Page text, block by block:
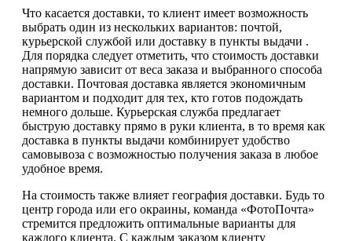
Что касается доставки, то клиент имеет возможность
выбрать один из нескольких вариантов: почтой,
курьерской службой или доставку в пункты выдачи .
Для порядка следует отметить, что стоимость доставки
напрямую зависит от веса заказа и выбранного способа
доставки. Почтовая доставка является экономичным
вариантом и подходит для тех, кто готов подождать
немного дольше. Курьерская служба предлагает
быструю доставку прямо в руки клиента, в то время как
доставка в пункты выдачи комбинирует удобство
самовывоза с возможностью получения заказа в любое
удобное время.
На стоимость также влияет география доставки. Будь то
центр города или его окраины, команда «ФотоПочта»
стремится предложить оптимальные варианты для
каждого клиента. С каждым заказом клиенту